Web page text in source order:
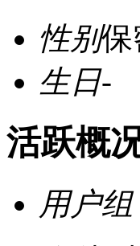
性别保
生日-
活跃概
用户组